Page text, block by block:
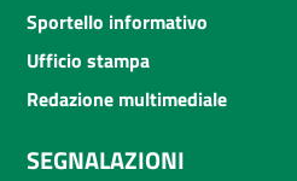
Sportello informativo
Ufficio stampa
Redazione multimediale
SEGNALAZIONI